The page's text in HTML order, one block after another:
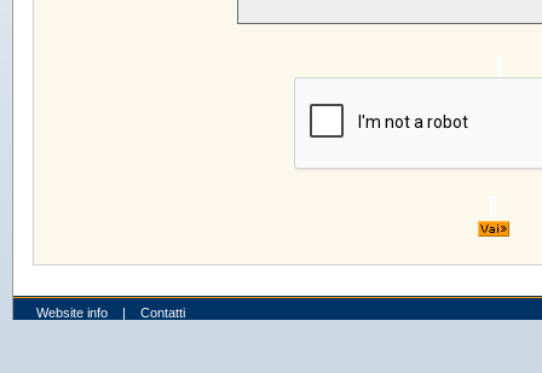
Website info | Contatti